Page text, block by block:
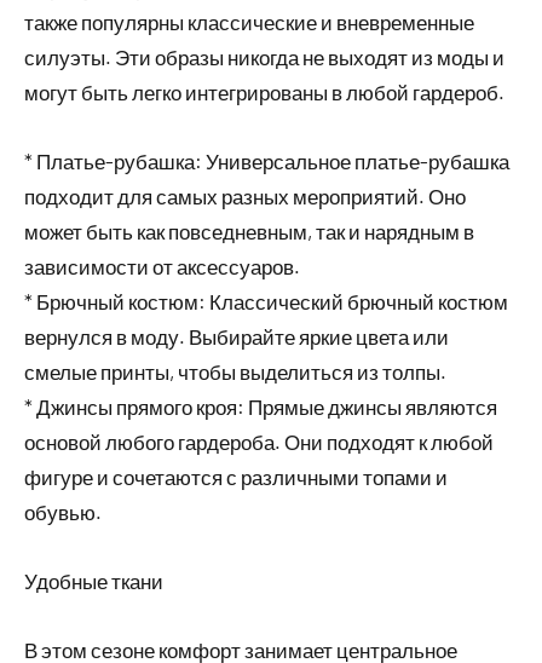
также популярны классические и вневременные
силуэты. Эти образы никогда не выходят из моды и
могут быть легко интегрированы в любой гардероб.
* Платье-рубашка: Универсальное платье-рубашка
подходит для самых разных мероприятий. Оно
может быть как повседневным, так и нарядным в
зависимости от аксессуаров.
* Брючный костюм: Классический брючный костюм
вернулся в моду. Выбирайте яркие цвета или
смелые принты, чтобы выделиться из толпы.
* Джинсы прямого кроя: Прямые джинсы являются
основой любого гардероба. Они подходят к любой
фигуре и сочетаются с различными топами и
обувью.
Удобные ткани
В этом сезоне комфорт занимает центральное